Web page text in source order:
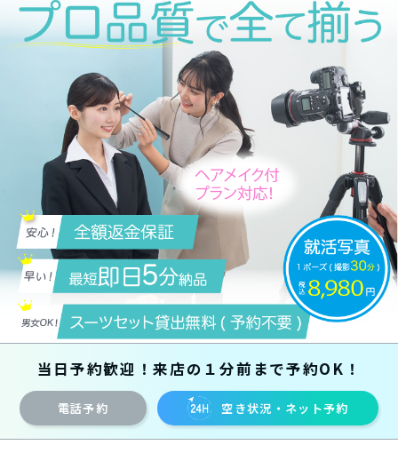
当日予約歓迎！来店の１分前まで予約OK！
電話予約 空き状況・ネット予約